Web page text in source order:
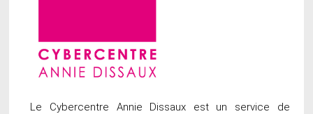
Le Cybercentre Annie Dissaux est un service de